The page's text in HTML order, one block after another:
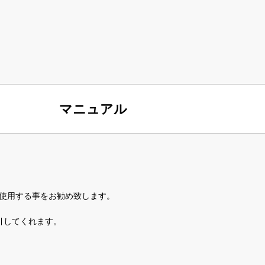
マニュアル
する事をお勧め致します。
てくれます。